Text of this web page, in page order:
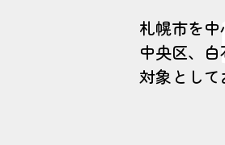
札幌市を中
中央区、
対象として